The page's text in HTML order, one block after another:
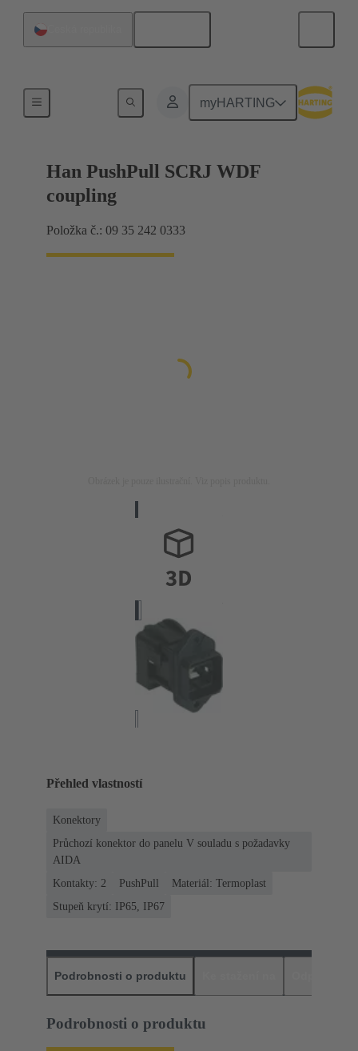
myHARTING
Han PushPull SCRJ WDF
coupling
Položka č.: 09 35 242 0333
Přehled vlastností
Konektory
Průchozí konektor do panelu V souladu s požadavky
AIDA
Kontakty: 2
PushPull
Materiál: Termoplast
Stupeň krytí: IP65, IP67
Podrobnosti o produktu
Podrobnosti o produktu